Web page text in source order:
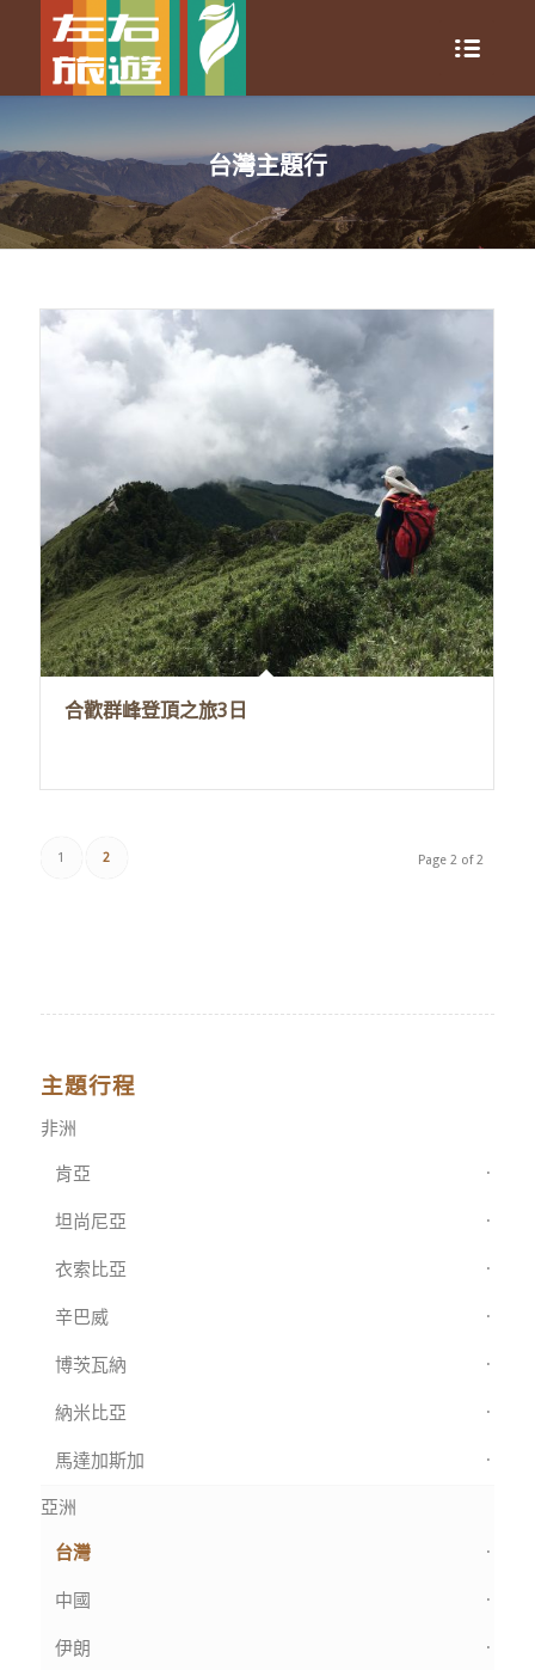
台灣主題行
合歡群峰登頂之旅3日
Page 2 of 2
1 2
主題行程
非洲
肯亞
坦尚尼亞
衣索比亞
辛巴威
博茨瓦納
納米比亞
馬達加斯加
亞洲
台灣
中國
伊朗